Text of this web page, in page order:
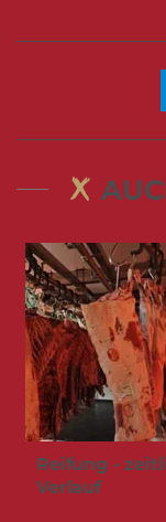
Reifung -
Verlauf